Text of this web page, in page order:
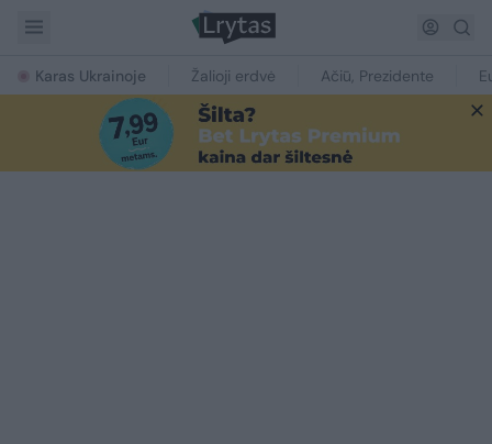
Karas Ukrainoje Žalioji erdvė Ačiū, Prezidente